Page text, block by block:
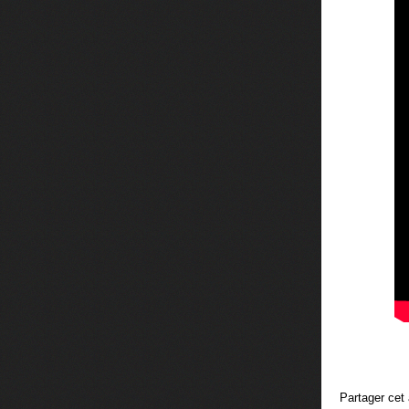
Partager cet